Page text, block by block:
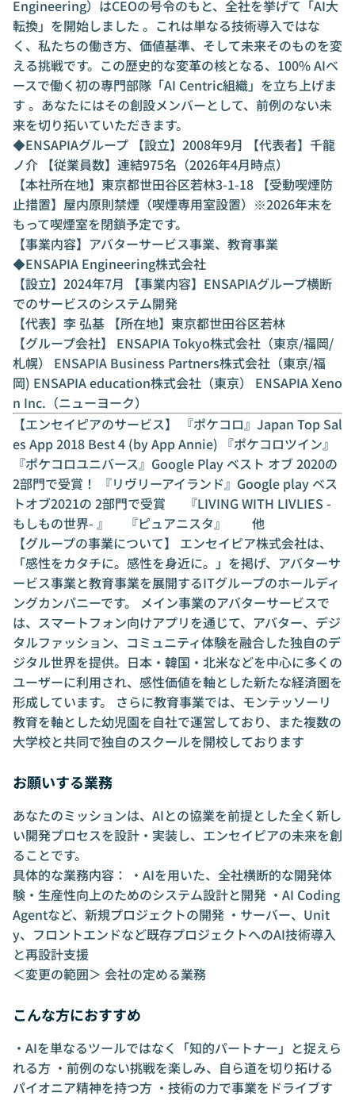
Engineering）はCEOの号令のもと、全社を挙げて「AI大
転換」を開始しました 。これは単なる技術導入ではな
く、私たちの働き方、価値基準、そして未来そのものを変
える挑戦です。この歴史的な変革の核となる、100% AIベ
ースで働く初の専門部隊「AI Centric組織」を立ち上げま
す 。あなたにはその創設メンバーとして、前例のない未
来を切り拓いていただきます。
◆ENSAPIAグループ 【設立】2008年9月 【代表者】千龍
ノ介 【従業員数】連結975名（2026年4月時点）
【本社所在地】東京都世田谷区若林3-1-18 【受動喫煙防
止措置】屋内原則禁煙（喫煙専用室設置）※2026年末を
もって喫煙室を閉鎖予定です。
【事業内容】アバターサービス事業、教育事業
◆ENSAPIA Engineering株式会社
【設立】2024年7月 【事業内容】ENSAPIAグループ横断
でのサービスのシステム開発
【代表】李 弘基 【所在地】東京都世田谷区若林
【グループ会社】 ENSAPIA Tokyo株式会社（東京/福岡/
札幌） ENSAPIA Business Partners株式会社（東京/福
岡) ENSAPIA education株式会社（東京） ENSAPIA Xeno
n Inc.（ニューヨーク）
【エンセイピアのサービス】 『ポケコロ』Japan Top Sal
es App 2018 Best 4 (by App Annie) 『ポケコロツイン』
『ポケコロユニバース』Google Play ベスト オブ 2020の
2部門で受賞！ 『リヴリーアイランド』Google play ベス
トオブ2021の 2部門で受賞 『LIVING WITH LIVLIES -
もしもの世界- 』 『ピュアニスタ』 他
【グループの事業について】 エンセイピア株式会社は、
「感性をカタチに。感性を身近に。」を掲げ、アバターサ
ービス事業と教育事業を展開するITグループのホールディ
ングカンパニーです。 メイン事業のアバターサービスで
は、スマートフォン向けアプリを通じて、アバター、デジ
タルファッション、コミュニティ体験を融合した独自のデ
ジタル世界を提供。日本・韓国・北米などを中心に多くの
ユーザーに利用され、感性価値を軸とした新たな経済圏を
形成しています。 さらに教育事業では、モンテッソーリ
教育を軸とした幼児園を自社で運営しており、また複数の
大学校と共同で独自のスクールを開校しております
お願いする業務
あなたのミッションは、AIとの協業を前提とした全く新し
い開発プロセスを設計・実装し、エンセイピアの未来を創
ることです。
具体的な業務内容： ・AIを用いた、全社横断的な開発体
験・生産性向上のためのシステム設計と開発 ・AI Coding
Agentなど、新規プロジェクトの開発 ・サーバー、Unit
y、フロントエンドなど既存プロジェクトへのAI技術導入
と再設計支援
＜変更の範囲＞ 会社の定める業務
こんな方におすすめ
・AIを単なるツールではなく「知的パートナー」と捉えら
れる方 ・前例のない挑戦を楽しみ、自ら道を切り拓ける
パイオニア精神を持つ方 ・技術の力で事業をドライブす